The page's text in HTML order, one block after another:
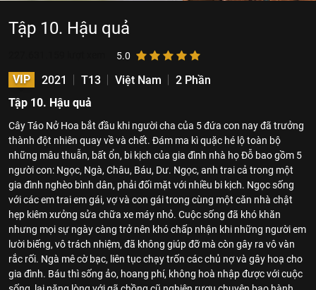
Tập 10. Hậu quả
5.0
VIP 2021 T13 Việt Nam
2 Phần
Tập 10. Hậu quả
Cây Táo Nở Hoa bắt đầu khi người cha của 5 đứa con nay đã trưởng
thành đột nhiên quay về và chết. Đám ma kì quặc hé lộ toàn bộ
những mâu thuẫn, bất ổn, bi kịch của gia đình nhà họ Đỗ bao gồm 5
người con: Ngọc, Ngà, Châu, Báu, Dư. Ngọc, anh trai cả trong một
gia đình nghèo bình dân, phải đối mặt với nhiều bi kịch. Ngọc sống
với các em trai em gái, vợ và con gái trong cùng một căn nhà chật
hẹp kiêm xưởng sửa chữa xe máy nhỏ. Cuộc sống đã khó khăn
nhưng mọi sự ngày càng trở nên khó chấp nhận khi những người em
lười biếng, vô trách nhiệm, đã không giúp đỡ mà còn gây ra vô vàn
rắc rối. Ngà mê cờ bạc, liên tục chạy trốn các chủ nợ và gây hoạ cho
gia đình. Báu thì sống ảo, hoang phí, không hoà nhập được với cuộc